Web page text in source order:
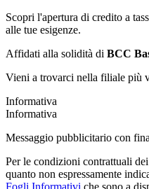
Scopri l'apertura di credito a
alle tue esigenze.
Affidati alla solidità di BCC
Vieni a trovarci nella filiale più
Informativa
Informativa
Messaggio pubblicitario con
Per le condizioni contrattuali
quanto non espressamente
Fogli Informativi che sono a